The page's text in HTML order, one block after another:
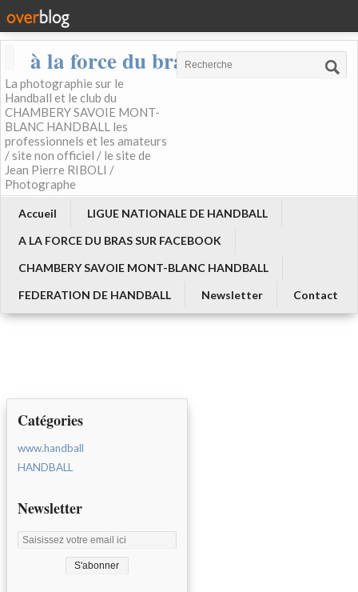
à la force du bras
La photographie sur le
Handball et le club du
CHAMBERY SAVOIE MONT-
BLANC HANDBALL les
professionnels et les amateurs
/ site non officiel / le site de
Jean Pierre RIBOLI /
Photographe
Accueil
LIGUE NATIONALE DE HANDBALL
A LA FORCE DU BRAS SUR FACEBOOK
CHAMBERY SAVOIE MONT-BLANC HANDBALL
FEDERATION DE HANDBALL
Newsletter Contact
Catégories
www.handball
HANDBALL
Newsletter